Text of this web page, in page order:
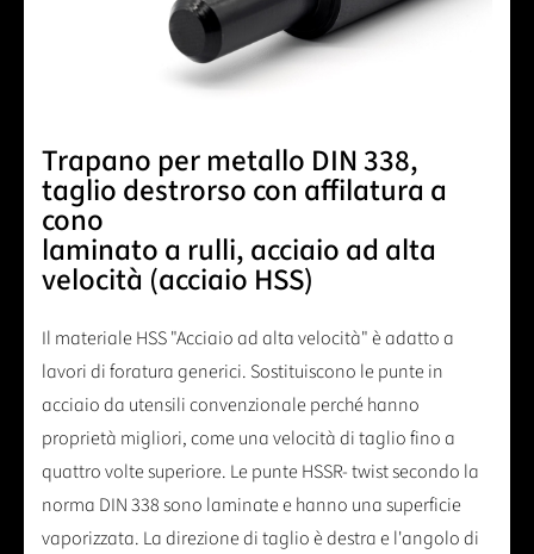
Trapano per metallo DIN 338,
taglio destrorso con affilatura a
cono
laminato a rulli, acciaio ad alta
velocità (acciaio HSS)
Il materiale HSS "Acciaio ad alta velocità" è adatto a
lavori di foratura generici. Sostituiscono le punte in
acciaio da utensili convenzionale perché hanno
proprietà migliori, come una velocità di taglio fino a
quattro volte superiore. Le punte HSSR- twist secondo la
norma DIN 338 sono laminate e hanno una superficie
vaporizzata. La direzione di taglio è destra e l'angolo di